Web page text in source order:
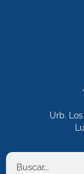
Urb.
Search